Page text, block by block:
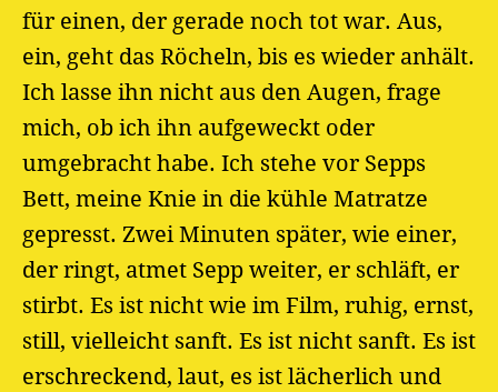
für einen, der gerade noch tot war. Aus,
ein, geht das Röcheln, bis es wieder anhält.
Ich lasse ihn nicht aus den Augen, frage
mich, ob ich ihn aufgeweckt oder
umgebracht habe. Ich stehe vor Sepps
Bett, meine Knie in die kühle Matratze
gepresst. Zwei Minuten später, wie einer,
der ringt, atmet Sepp weiter, er schläft, er
stirbt. Es ist nicht wie im Film, ruhig, ernst,
still, vielleicht sanft. Es ist nicht sanft. Es ist
erschreckend, laut, es ist lächerlich und